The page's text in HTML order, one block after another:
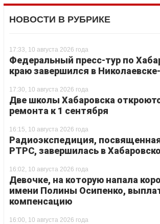
НОВОСТИ В РУБРИКЕ
17:33, 10 августа 2026 года
Федеральный пресс-тур по
краю завершился в
17:30, 10 августа 2026 года
Две школы Хабаровска
ремонта к 1 сентября
16:15, 10 августа 2026 года
Радиоэкспедиция,
РТРС, завершилась в
16:02, 10 августа 2026 года
Девочке, на которую напала
имени Полины Осипенко,
компенсацию
16:00, 10 августа 2026 года